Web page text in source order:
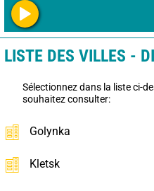
LISTE DES VILLES -
Sélectionnez dans la liste ci-
souhaitez consulter:
Golynka
Kletsk